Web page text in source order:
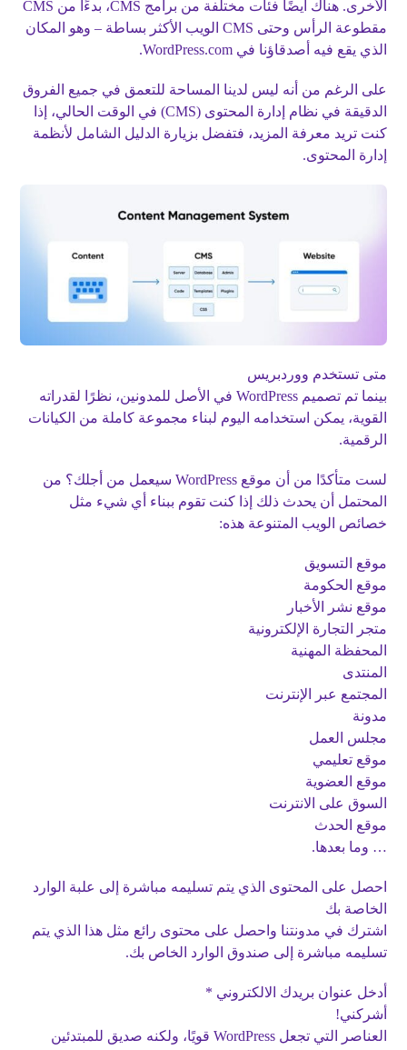
الأخرى. هناك أيضًا فئات مختلفة من برامج CMS، بدءًا من CMS
مقطوعة الرأس وحتى CMS الويب الأكثر بساطة – وهو المكان
الذي يقع فيه أصدقاؤنا في WordPress.com.
على الرغم من أنه ليس لدينا المساحة للتعمق في جميع الفروق
الدقيقة في نظام إدارة المحتوى (CMS) في الوقت الحالي، إذا
كنت تريد معرفة المزيد، فتفضل بزيارة الدليل الشامل لأنظمة
إدارة المحتوى.
متى تستخدم ووردبريس
بينما تم تصميم WordPress في الأصل للمدونين، نظرًا لقدراته
القوية، يمكن استخدامه اليوم لبناء مجموعة كاملة من الكيانات
الرقمية.
لست متأكدًا من أن موقع WordPress سيعمل من أجلك؟ من
المحتمل أن يحدث ذلك إذا كنت تقوم ببناء أي شيء مثل
خصائص الويب المتنوعة هذه:
موقع التسويق
موقع الحكومة
موقع نشر الأخبار
متجر التجارة الإلكترونية
المحفظة المهنية
المنتدى
المجتمع عبر الإنترنت
مدونة
مجلس العمل
موقع تعليمي
موقع العضوية
السوق على الانترنت
موقع الحدث
… وما بعدها.
احصل على المحتوى الذي يتم تسليمه مباشرة إلى علبة الوارد
الخاصة بك
اشترك في مدونتنا واحصل على محتوى رائع مثل هذا الذي يتم
تسليمه مباشرة إلى صندوق الوارد الخاص بك.
أدخل عنوان بريدك الالكتروني *
أشركني!
العناصر التي تجعل WordPress قويًا، ولكنه صديق للمبتدئين